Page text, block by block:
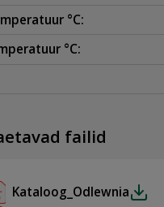
°C:
°C:
failid
Kataloog_Odlewnia